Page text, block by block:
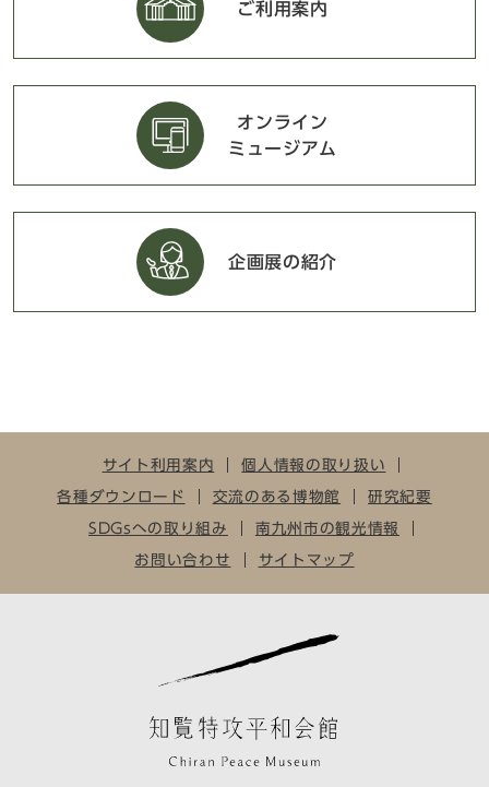
ご利用案内
オンライン
ミュージアム
企画展の紹介
サイト利用案内 個人情報の取り扱い
各種ダウンロード 交流のある博物館 研究紀要
SDGsへの取り組み 南九州市の観光情報
お問い合わせ サイトマップ